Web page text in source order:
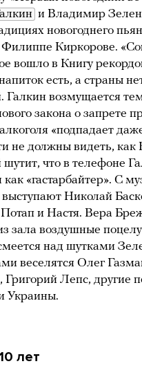
и Владимир
новогоднего
Филиппе Киркорове.
вошло в Книгу
есть, а страны
Галкин возмущается
закона о запрете
«подпадает
не должны видеть, как
что в телефоне
как «гастарбайтер». С
Николай
и Настя. Вера
зала воздушные
над шутками
веселятся Олег
Григорий Лепс, другие
Украины.
лет